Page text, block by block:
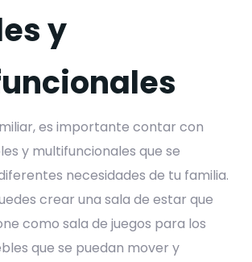
y
es importante contar con
y multifuncionales que se
necesidades de tu familia.
crear una sala de estar que
como sala de juegos para los
que se puedan mover y